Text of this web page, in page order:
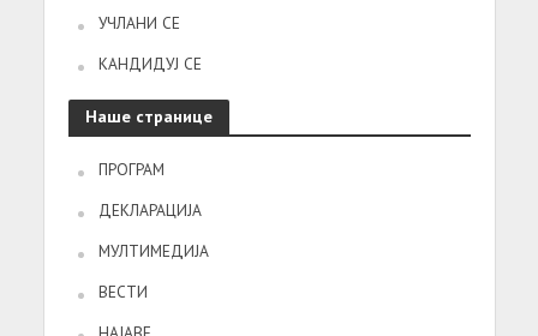
УЧЛАНИ СЕ
КАНДИДУЈ СЕ
Наше странице
ПРОГРАМ
ДЕКЛАРАЦИЈА
МУЛТИМЕДИЈА
ВЕСТИ